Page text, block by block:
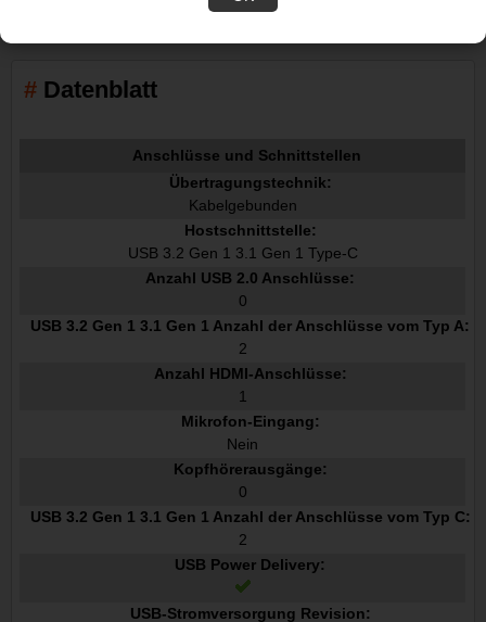
Datenblatt
Anschlüsse und Schnittstellen
Übertragungstechnik:
Kabelgebunden
Hostschnittstelle:
USB 3.2 Gen 1 3.1 Gen 1 Type-C
Anzahl USB 2.0 Anschlüsse:
0
USB 3.2 Gen 1 3.1 Gen 1 Anzahl der Anschlüsse vom Typ A:
2
Anzahl HDMI-Anschlüsse:
1
Mikrofon-Eingang:
Nein
Kopfhörerausgänge:
0
USB 3.2 Gen 1 3.1 Gen 1 Anzahl der Anschlüsse vom Typ C:
2
USB Power Delivery:
USB-Stromversorgung Revision: